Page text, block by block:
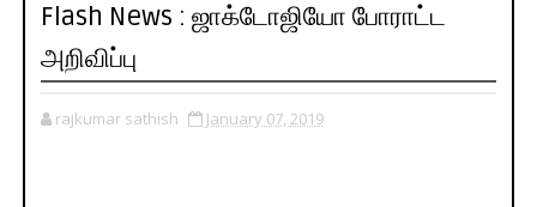
Flash News : ஜாக்டோஜியோ போராட்ட
அறிவிப்பு
rajkumar sathish January 07, 2019